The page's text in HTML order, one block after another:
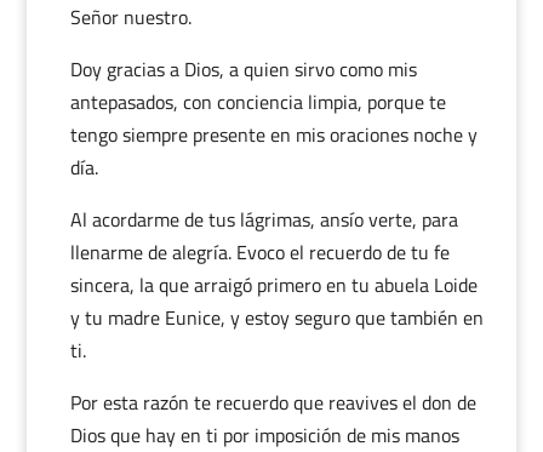
Señor nuestro.
Doy gracias a Dios, a quien sirvo como mis
antepasados, con conciencia limpia, porque te
tengo siempre presente en mis oraciones noche y
día.
Al acordarme de tus lágrimas, ansío verte, para
llenarme de alegría. Evoco el recuerdo de tu fe
sincera, la que arraigó primero en tu abuela Loide
y tu madre Eunice, y estoy seguro que también en
ti.
Por esta razón te recuerdo que reavives el don de
Dios que hay en ti por imposición de mis manos